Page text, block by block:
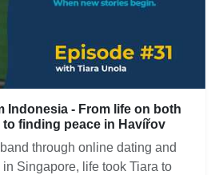
Indonesia - From life on both
finding peace in Havířov
through online dating and
Singapore, life took Tiara to